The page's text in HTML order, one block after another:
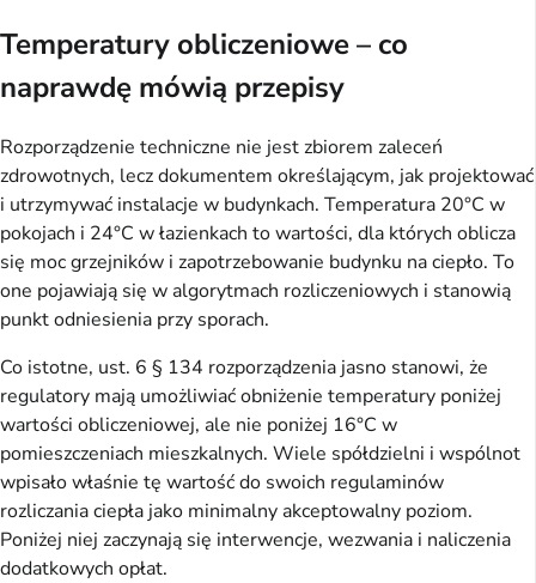
Temperatury obliczeniowe – co
naprawdę mówią przepisy
Rozporządzenie techniczne nie jest zbiorem zaleceń
zdrowotnych, lecz dokumentem określającym, jak projektować
i utrzymywać instalacje w budynkach. Temperatura 20°C w
pokojach i 24°C w łazienkach to wartości, dla których oblicza
się moc grzejników i zapotrzebowanie budynku na ciepło. To
one pojawiają się w algorytmach rozliczeniowych i stanowią
punkt odniesienia przy sporach.
Co istotne, ust. 6 § 134 rozporządzenia jasno stanowi, że
regulatory mają umożliwiać obniżenie temperatury poniżej
wartości obliczeniowej, ale nie poniżej 16°C w
pomieszczeniach mieszkalnych. Wiele spółdzielni i wspólnot
wpisało właśnie tę wartość do swoich regulaminów
rozliczania ciepła jako minimalny akceptowalny poziom.
Poniżej niej zaczynają się interwencje, wezwania i naliczenia
dodatkowych opłat.